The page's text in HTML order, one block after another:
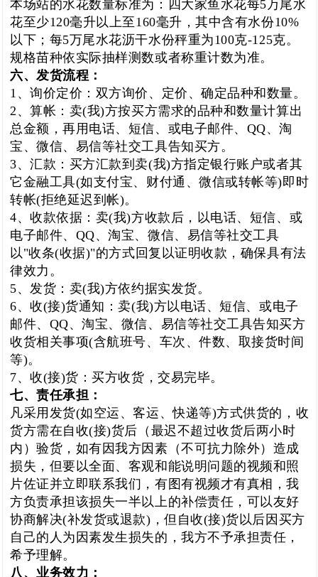
本场站的水花数量标准为：四大家鱼水花每5万尾水
花至少120毫升以上至160毫升，其中含有水份10%
以下；每5万尾水花沥干水份秤重为100克-125克。
规格苗种依实际抽样测数或者称重计数为准。
六、发货流程：
1、询价定价：双方询价、定价、确定品种和数量。
2、算帐：卖(我)方按买方需求的品种和数量计算出
总金额，再用电话、短信、或电子邮件、QQ、淘
宝、微信、易信等社交工具告知买方。
3、汇款：买方汇款到卖(我)方指定银行账户或者其
它金融工具(如支付宝、财付通、微信或转帐等)即时
转帐(拒绝延迟到帐)。
4、收款依据：卖(我)方收款后，以电话、短信、或
电子邮件、QQ、淘宝、微信、易信等社交工具
以"收条(收据)"的方式回复以证明收款，确保具有法
律效力。
5、发货：卖(我)方依约据实发货。
6、收(接)货通知：卖(我)方以电话、短信、或电子
邮件、QQ、淘宝、微信、易信等社交工具告知买方
收货相关事项(含航班号、车次、件数、取接货时间
等)。
7、收(接)货：买方收货，交易完毕。
七、责任承担：
凡采用发货(如空运、客运、快递等)方式供货的，收
货方需在自收(接)货后（最迟不超过收货后两小时
内）验货，如有因我方因素（不可抗力除外）造成
损失，但要以全面、客观和能说明问题的视频和照
片佐证并立即联系我们，有图有视频才有真相，我
方负责承担该损失一半以上的补偿责任，可以友好
协商解决(补发货或退款)，但自收(接)货以后因买方
自己的人为因素发生损失的，我方不予承担责任，
希予理解。
八、业务效力：